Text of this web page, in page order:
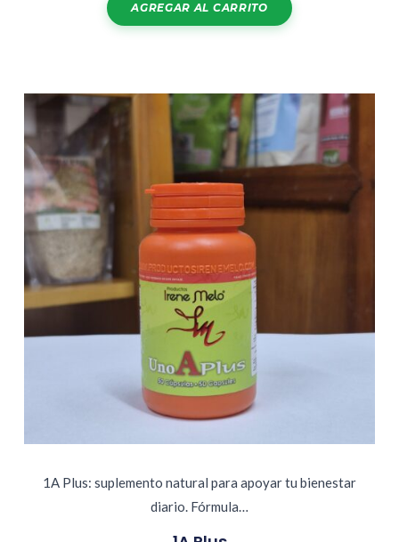
AGREGAR AL CARRITO
1A Plus: suplemento natural para apoyar tu bienestar
diario. Fórmula…